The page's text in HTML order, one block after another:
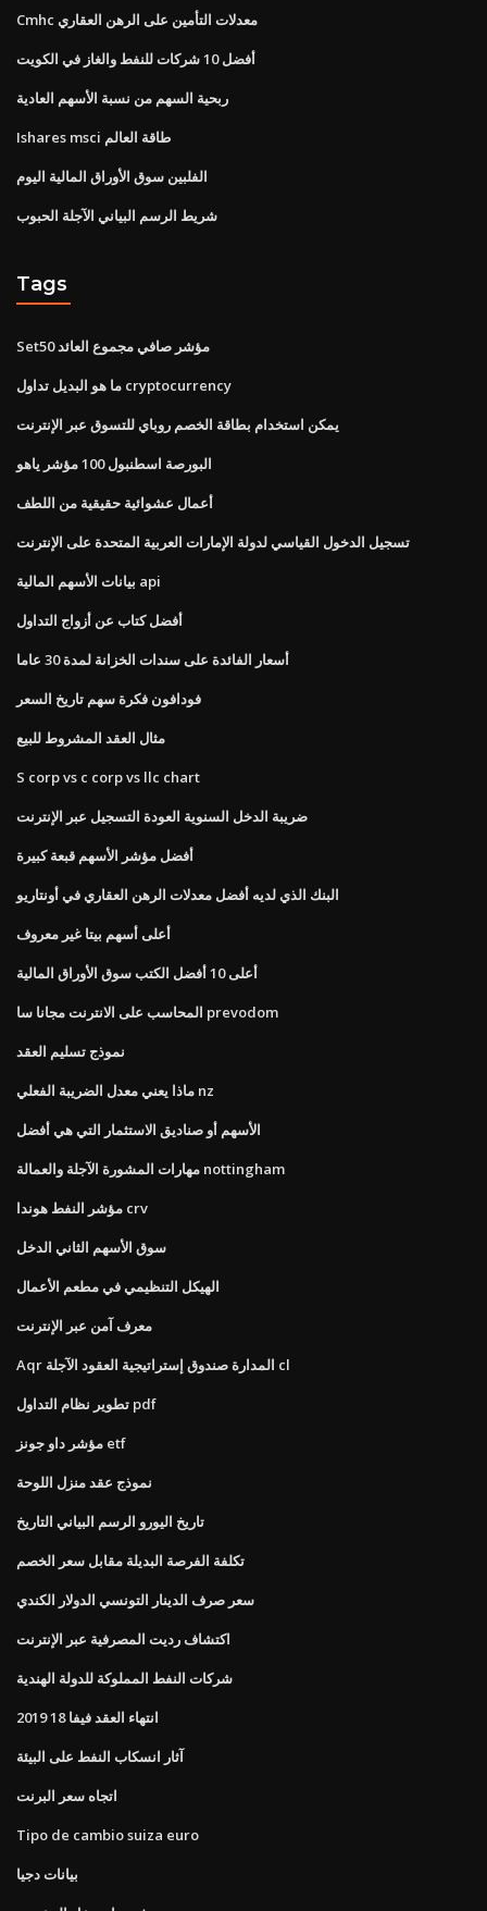
Cmhc معدلات التأمين على الرهن العقاري
أفضل 10 شركات للنفط والغاز في الكويت
ربحية السهم من نسبة الأسهم العادية
Ishares msci طاقة العالم
الفلبين سوق الأوراق المالية اليوم
شريط الرسم البياني الآجلة الحبوب
Tags
Set50 مؤشر صافي مجموع العائد
ما هو البديل تداول cryptocurrency
يمكن استخدام بطاقة الخصم روباي للتسوق عبر الإنترنت
البورصة اسطنبول 100 مؤشر ياهو
أعمال عشوائية حقيقية من اللطف
تسجيل الدخول القياسي لدولة الإمارات العربية المتحدة على الإنترنت
بيانات الأسهم المالية api
أفضل كتاب عن أزواج التداول
أسعار الفائدة على سندات الخزانة لمدة 30 عاما
فودافون فكرة سهم تاريخ السعر
مثال العقد المشروط للبيع
S corp vs c corp vs llc chart
ضريبة الدخل السنوية العودة التسجيل عبر الإنترنت
أفضل مؤشر الأسهم قبعة كبيرة
البنك الذي لديه أفضل معدلات الرهن العقاري في أونتاريو
أعلى أسهم بيتا غير معروف
أعلى 10 أفضل الكتب سوق الأوراق المالية
المحاسب على الانترنت مجانا سا prevodom
نموذج تسليم العقد
ماذا يعني معدل الضريبة الفعلي nz
الأسهم أو صناديق الاستثمار التي هي أفضل
مهارات المشورة الآجلة والعمالة nottingham
مؤشر النفط هوندا crv
سوق الأسهم الثاني الدخل
الهيكل التنظيمي في مطعم الأعمال
معرف آمن عبر الإنترنت
Aqr المدارة صندوق إستراتيجية العقود الآجلة cl
تطوير نظام التداول pdf
مؤشر داو جونز etf
نموذج عقد منزل اللوحة
تاريخ اليورو الرسم البياني التاريخ
تكلفة الفرصة البديلة مقابل سعر الخصم
سعر صرف الدينار التونسي الدولار الكندي
اكتشاف رديت المصرفية عبر الإنترنت
شركات النفط المملوكة للدولة الهندية
انتهاء العقد فيفا 18 2019
آثار انسكاب النفط على البيئة
اتجاه سعر البرنت
Tipo de cambio suiza euro
بيانات دجيا